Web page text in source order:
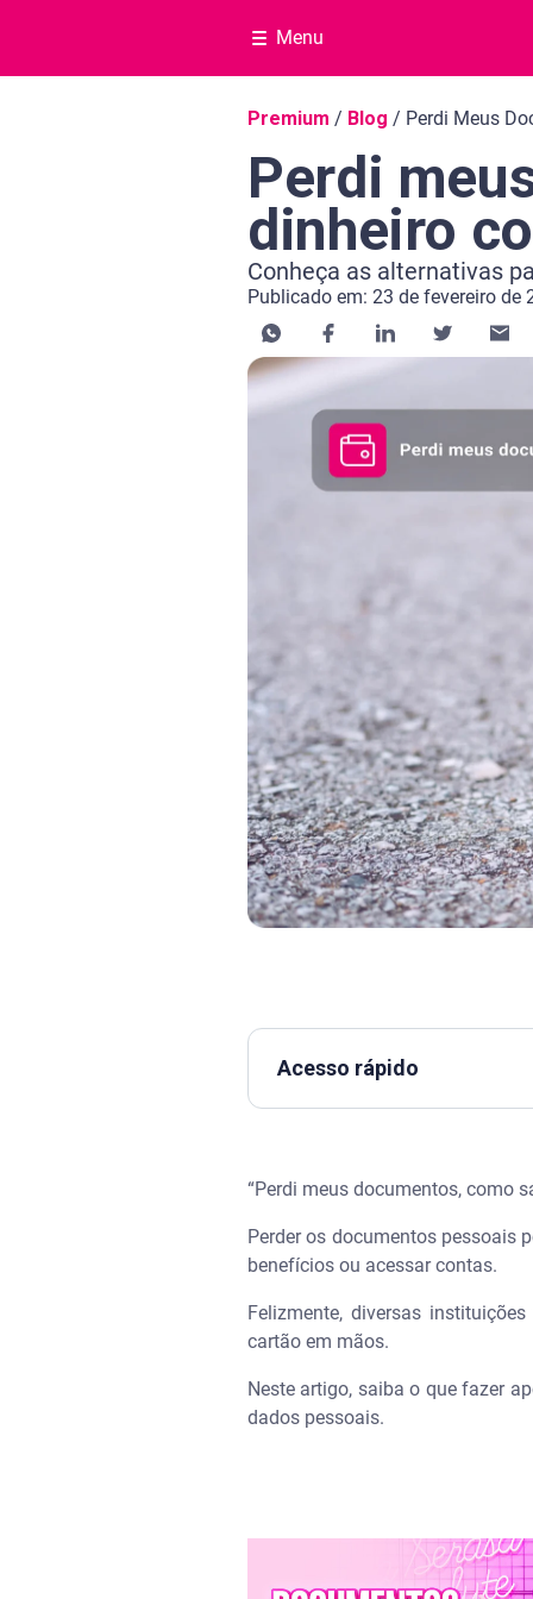
Menu
Navegação do blog
Premium / Blog / Perdi Meus
Perdi
dinheiro
Conheça as alternativas
Publicado em: 23 de fevereiro de
Categoria Monitorar CPF e Score
Tempo de leitura: 10 minutos
Acesso rápido
O que fazer ao perder seus
É possível sacar dinheiro sem
Como sacar dinheiro na
Alternativas para sacar
Como avisar o banco e
“Perdi meus documentos, como
Perder os documentos pessoais
benefícios ou acessar contas.
Felizmente, diversas
cartão em mãos.
Neste artigo, saiba o que fazer
dados pessoais.